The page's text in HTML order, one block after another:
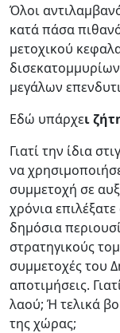
Όλοι
κατά πάσα
μετοχικού
μεγάλων
Εδώ υπάρχει
Γιατί την ίδια
να
συμμετοχή σε
χρόνια
δημόσια
στρατηγικούς
συμμετοχές του
αποτιμήσεις.
λαού; Ή τελικά
της χώρας;